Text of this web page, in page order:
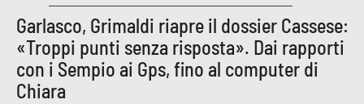
Garlasco, Grimaldi riapre il dossier Cassese:
«Troppi punti senza risposta». Dai rapporti
con i Sempio ai Gps, fino al computer di
Chiara